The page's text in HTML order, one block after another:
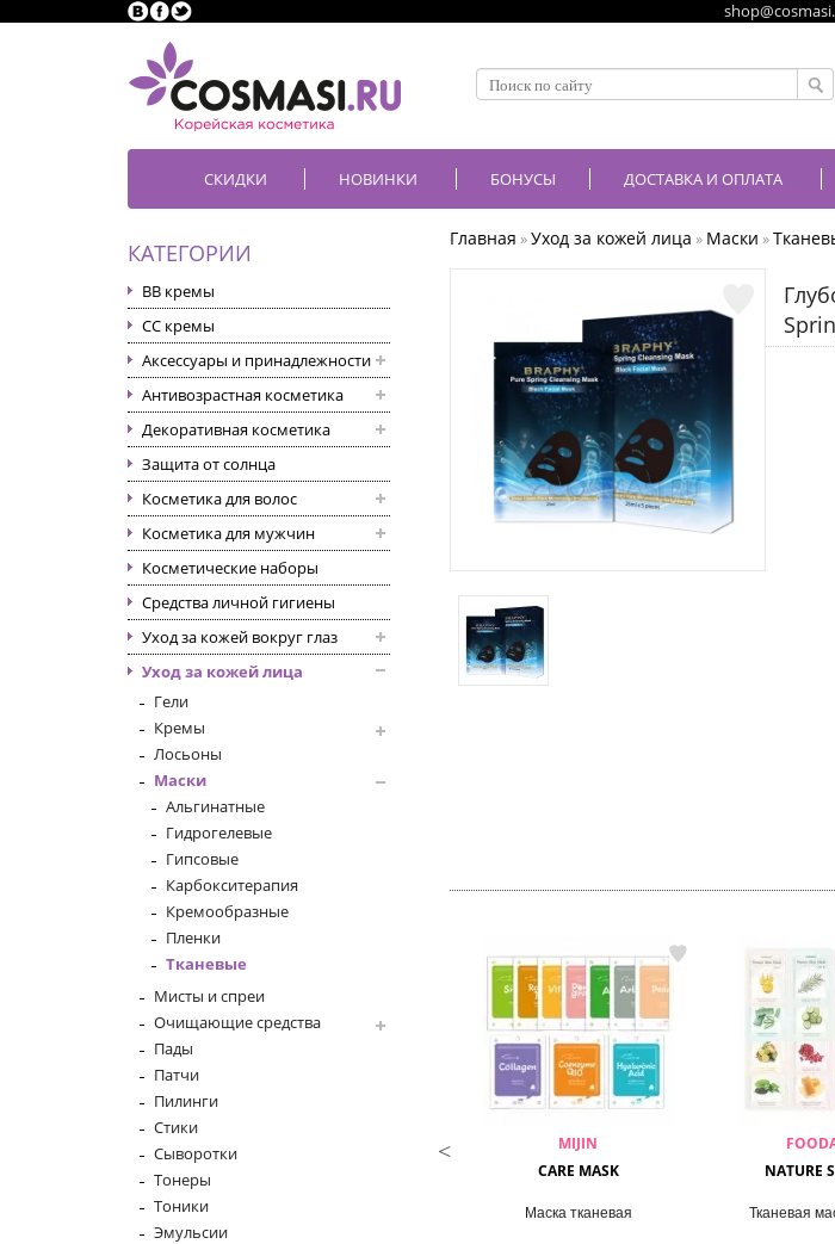
СКИДКИ НОВИНКИ БОНУСЫ ДОСТАВКА И ОПЛАТА
КАТЕГОРИИ
BB кремы
CC кремы
Аксессуары и принадлежности
Антивозрастная косметика
Декоративная косметика
Защита от солнца
Косметика для волос
Косметика для мужчин
Косметические наборы
Средства личной гигиены
Уход за кожей вокруг глаз
Уход за кожей лица
Гели
Кремы
Лосьоны
Маски
Альгинатные
Гидрогелевые
Гипсовые
Карбокситерапия
Кремообразные
Пленки
Тканевые
Мисты и спреи
Очищающие средства
Пады
Патчи
Пилинги
Стики
Сыворотки
Тонеры
Тоники
Эмульсии
Главная »Уход за кожей лица » Маски »
ESSENCE MASK
для лица тканевая
MIJIN
CARE MASK
Маска тканевая
NATURE
Тканевая